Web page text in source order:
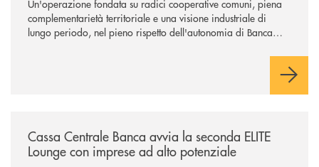
Un'operazione fondata su radici cooperative comuni, piena
complementarietà territoriale e una visione industriale di
lungo periodo, nel pieno rispetto dell'autonomia di Banca
negoziazione esclusiva per la finalizzazione dell’operazione.
Cassa Centrale Banca avvia la seconda ELITE
Lounge con imprese ad alto potenziale